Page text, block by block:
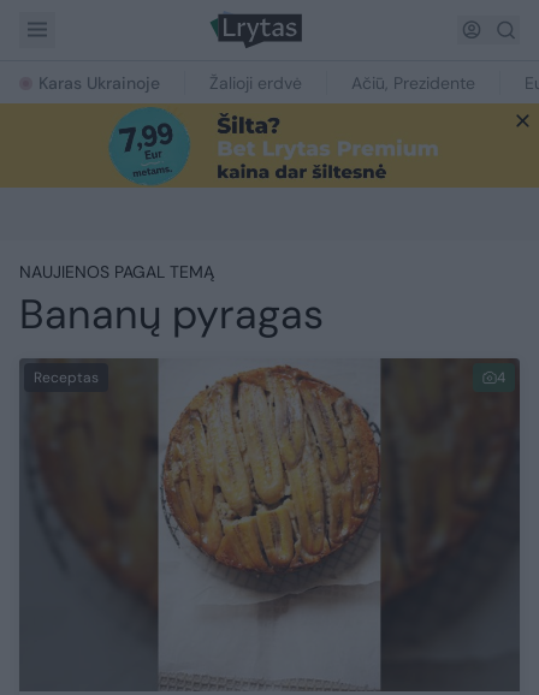
Karas Ukrainoje Žalioji erdvė Ačiū, Prezidente
NAUJIENOS PAGAL TEMĄ
Bananų pyragas
Receptas 4